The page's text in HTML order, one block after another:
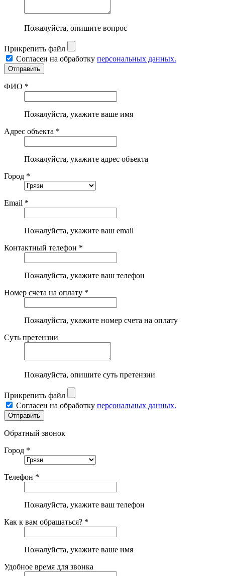
Пожалуйста, опишите вопрос
Прикрепить файл
Согласен на обработку персональных данных.
ФИО *
Пожалуйста, укажите ваше имя
Адрес объекта *
Пожалуйста, укажите адрес объекта
Город *
Email *
Пожалуйста, укажите ваш email
Контактный телефон *
Пожалуйста, укажите ваш телефон
Номер счета на оплату *
Пожалуйста, укажите номер счета на оплату
Суть претензии
Пожалуйста, опишите суть претензии
Прикрепить файл
Согласен на обработку персональных данных.
Обратный звонок
Город *
Телефон *
Пожалуйста, укажите ваш телефон
Как к вам обращаться? *
Пожалуйста, укажите ваше имя
Удобное время для звонка